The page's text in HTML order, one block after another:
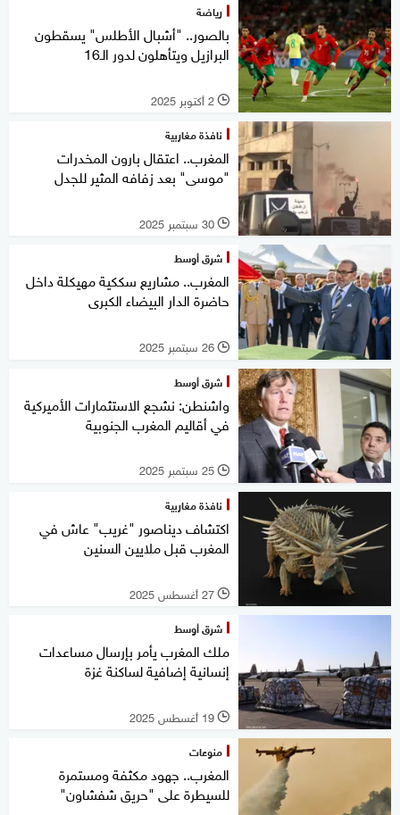
رياضة
بالصور.. "أشبال الأطلس" يسقطون
البرازيل ويتأهلون لدور الـ16
l 2 أكتوبر 2025
نافذة مغاربية
المغرب.. اعتقال بارون المخدرات
"موسى" بعد زفافه المثير للجدل
l 30 سبتمبر 2025
شرق أوسط
المغرب.. مشاريع سككية مهيكلة داخل
حاضرة الدار البيضاء الكبرى
l 26 سبتمبر 2025
شرق أوسط
واشنطن: نشجع الاستثمارات الأميركية
في أقاليم المغرب الجنوبية
l 25 سبتمبر 2025
نافذة مغاربية
اكتشاف ديناصور "غريب" عاش في
المغرب قبل ملايين السنين
l 27 أغسطس 2025
شرق أوسط
ملك المغرب يأمر بإرسال مساعدات
إنسانية إضافية لساكنة غزة
l 19 أغسطس 2025
منوعات
المغرب.. جهود مكثفة ومستمرة
للسيطرة على "حريق شفشاون"